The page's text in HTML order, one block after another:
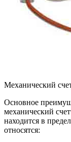
Механический
Основное
механический
находится в
относятся: